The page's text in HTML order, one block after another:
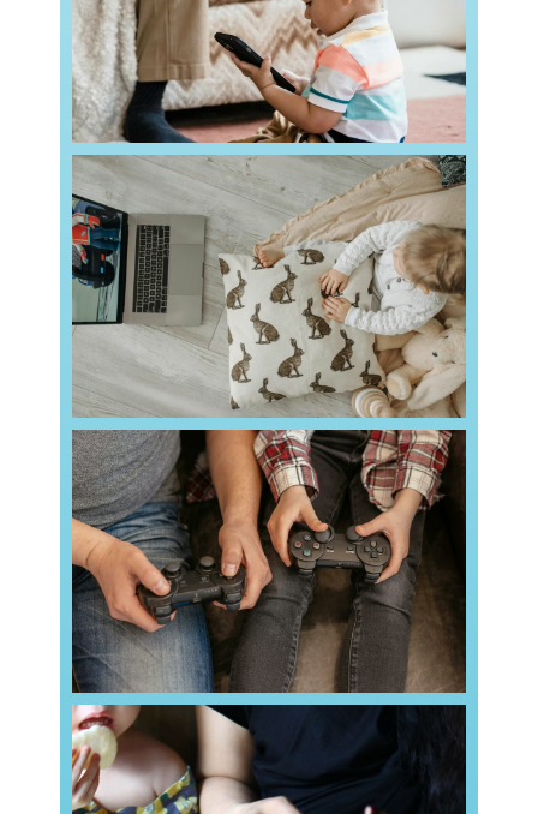
L’impact des écrans sur les tout-petits :
quels risques et quelles
recommandations ?
Les écrans : une influence majeure sur
le développement des jeunes enfants
Des objets qui ne sont pas de simples jouets De
nombreux parents d’enfants de moins de trois
ans perçoivent les écrans comme une source de
Read more
Pourquoi encadrer plutôt qu’interdire
les jeux vidéo chez les enfants ?
Plutôt que d’interdire purement et simplement les
jeux vidéo à votre enfant, il est bien plus
bénéfique de les encadrer. Cela permet non
seulement deRead more
300 fois par jour. Ce réflexe nous amène parfois
à ignorer involontairement les personnes qui
nous entourent, y compris Read more